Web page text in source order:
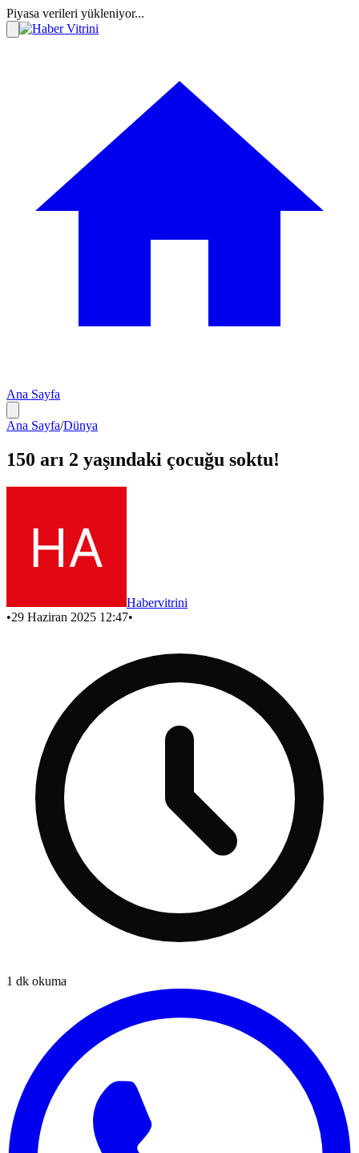
Piyasa verileri yükleniyor...
Ana Sayfa
Ana Sayfa/Dünya
150 arı 2 yaşındaki çocuğu soktu!
Habervitrini
•29 Haziran 2025 12:47•
1 dk okuma